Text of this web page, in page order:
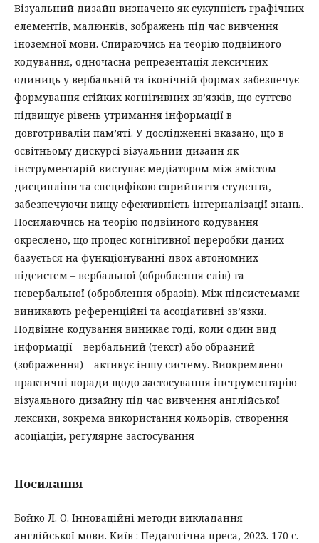
Візуальний дизайн визначено як сукупність графічних
елементів, малюнків, зображень під час вивчення
іноземної мови. Спираючись на теорію подвійного
кодування, одночасна репрезентація лексичних
одиниць у вербальній та іконічній формах забезпечує
формування стійких когнітивних зв’язків, що суттєво
підвищує рівень утримання інформації в
довготривалій пам’яті. У дослідженні вказано, що в
освітньому дискурсі візуальний дизайн як
інструментарій виступає медіатором між змістом
дисципліни та специфікою сприйняття студента,
забезпечуючи вищу ефективність інтерналізації знань.
Посилаючись на теорію подвійного кодування
окреслено, що процес когнітивної переробки даних
базується на функціонуванні двох автономних
підсистем – вербальної (оброблення слів) та
невербальної (оброблення образів). Між підсистемами
виникають референційні та асоціативні зв’язки.
Подвійне кодування виникає тоді, коли один вид
інформації – вербальний (текст) або образний
(зображення) – активує іншу систему. Виокремлено
практичні поради щодо застосування інструментарію
візуального дизайну під час вивчення англійської
лексики, зокрема використання кольорів, створення
асоціацій, регулярне застосування
Посилання
Бойко Л. О. Інноваційні методи викладання
англійської мови. Київ : Педагогічна преса, 2023. 170 с.